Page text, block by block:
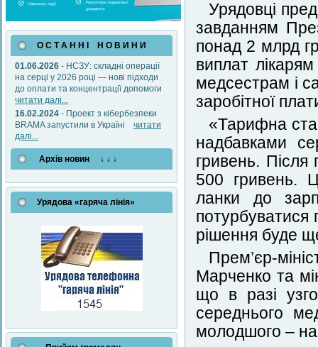
О С Т А Н Н І Н О В И Н И
01.06.2026 - НСЗУ: складні операції
на серці у 2026 році — нові підходи
до оплати та концентрації допомоги
читати далі...
16.02.2024 - Проект з кібербезпеки
BRAMA запустили в Україні читати
далі...
Архів новин ↓ ↓ ↓
Урядова «гаряча лінія»
Урядовці
завданням
понад 2 млрд
виплат
медсестрам і
заробітної
«Тарифна
надбавками
гривень. Після
500 гривень.
ланки до
потурбуватися
рішення буде
Прем’єр-
Марченко та
що в разі
середнього
молодшого –